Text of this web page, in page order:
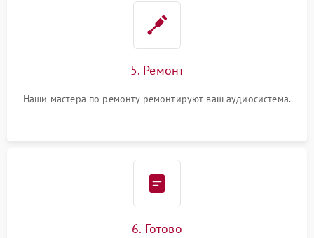
5. Ремонт
Наши мастера по ремонту ремонтируют ваш аудиосистема.
6. Готово